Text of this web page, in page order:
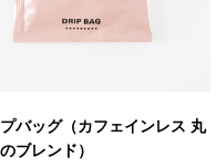
プバッグ（カフェインレス 丸
ブレンド）